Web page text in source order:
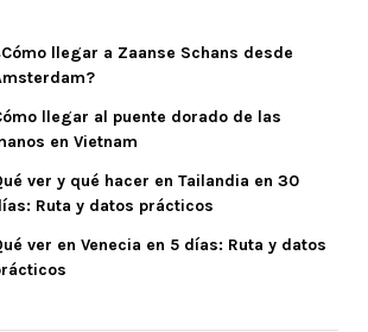
llegar a Zaanse Schans desde
llegar al puente dorado de las
en Vietnam
ver y qué hacer en Tailandia en 30
Ruta y datos prácticos
ver en Venecia en 5 días: Ruta y datos